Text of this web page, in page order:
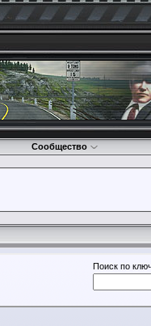
Сообщество
Поиск по